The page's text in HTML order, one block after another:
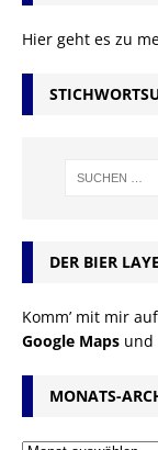
Hier geht es zu
DER BIER
Komm’ mit mir
Google Maps und
MONATS-